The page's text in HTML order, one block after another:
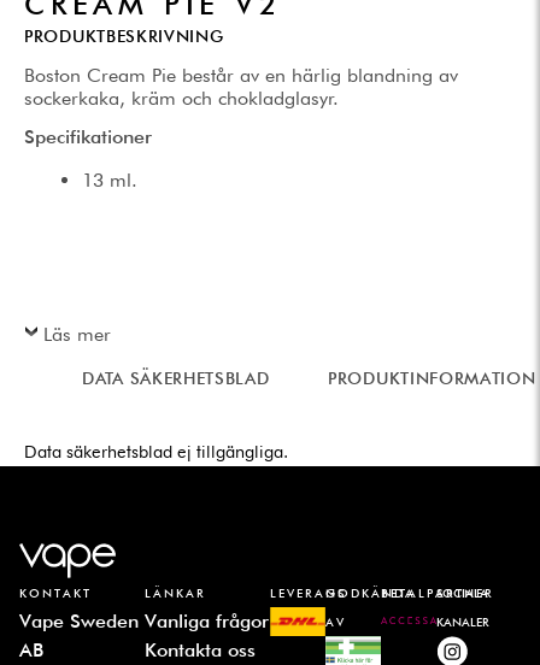
PRODUKTBESKRIVNING
Boston Cream Pie består av en härlig blandning av
sockerkaka, kräm och chokladglasyr.
Specifikationer
13 ml.
Läs mer
DATA SÄKERHETSBLAD PRODUKTINFORMATION
Data säkerhetsblad ej tillgängliga.
KONTAKT
Vape Sweden
AB
LÄNKAR
Vanliga frågor
Kontakta oss
LEVERANSGODKÄNDA
AV
BETALPARTNER
SOCIALA
KANALER